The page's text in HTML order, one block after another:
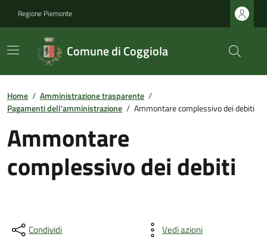
Regione Piemonte
Comune di Coggiola
Home / Amministrazione trasparente /
Pagamenti dell'amministrazione / Ammontare complessivo dei debiti
Ammontare
complessivo dei debiti
Condividi Vedi azioni